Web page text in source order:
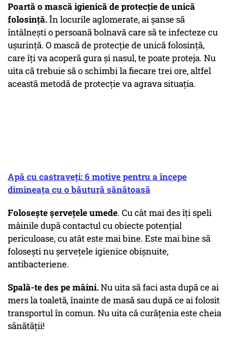
Poartă o mască igienică de protecție de unică
folosință.În locurile aglomerate, ai șanse să
întâlnești o persoană bolnavă care să te infecteze cu
ușurință. O mască de protecție de unică folosință,
care îți va acoperă gura și nasul, te poate proteja. Nu
uita că trebuie să o schimbi la fiecare trei ore, altfel
această metodă de protecție va agrava situația.
Apă cu castraveți: 6 motive pentru a începe
dimineața cu o băutură sănătoasă
Folosește șervețele umede. Cu cât mai des îți speli
mâinile după contactul cu obiecte potențial
periculoase, cu atât este mai bine. Este mai bine să
folosești nu șervețele igienice obișnuite,
antibacteriene.
Spală-te des pe mâini.Nu uita să faci asta după ce ai
mers la toaletă, înainte de masă sau după ce ai folosit
transportul în comun. Nu uita că curățenia este cheia
sănătății!